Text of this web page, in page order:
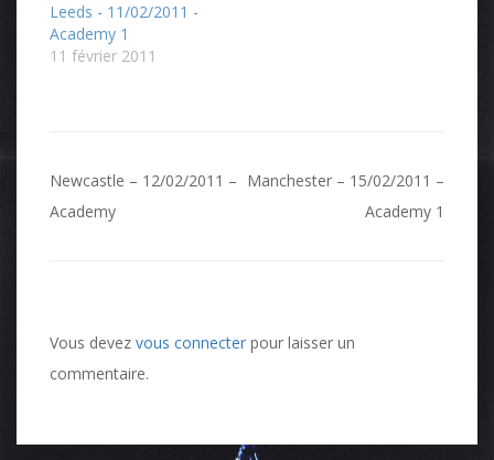
Leeds - 11/02/2011 -
Academy 1
11 février 2011
Navigation
de
Newcastle – 12/02/2011 –
Academy
Manchester – 15/02/2011 –
Academy 1
Vous devez vous connecter pour laisser un
commentaire.